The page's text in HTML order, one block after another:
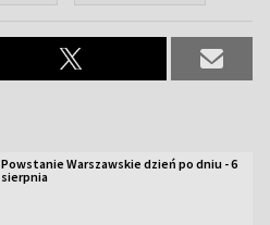
Powstanie Warszawskie dzień po dniu - 6
sierpnia